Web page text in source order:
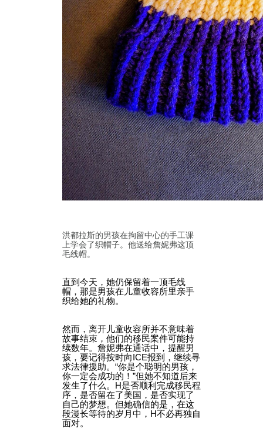
洪都拉斯的男孩在拘留中心的手工课
上学会了织帽子。他送给詹妮弗这顶
毛线帽。
直到今天，她仍保留着一顶毛线
帽，那是男孩在儿童收容所里亲手
织给她的礼物。
然而，离开儿童收容所并不意味着
故事结束，他们的移民案件可能持
续数年。詹妮弗在通话中，提醒男
孩，要记得按时向ICE报到，继续寻
求法律援助。“你是个聪明的男孩，
你一定会成功的！”但她不知道后来
发生了什么。H是否顺利完成移民程
序，是否留在了美国，是否实现了
自己的梦想。但她确信的是，在这
段漫长等待的岁月中，H不必再独自
面对。